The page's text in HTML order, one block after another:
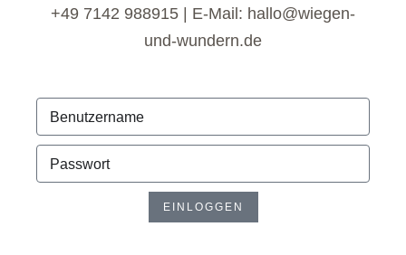
+49 7142 988915 | E-Mail: hallo@wiegen-
und-wundern.de
EINLOGGEN